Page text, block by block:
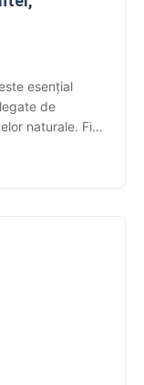
esențial
de
naturale. Fie
indexul